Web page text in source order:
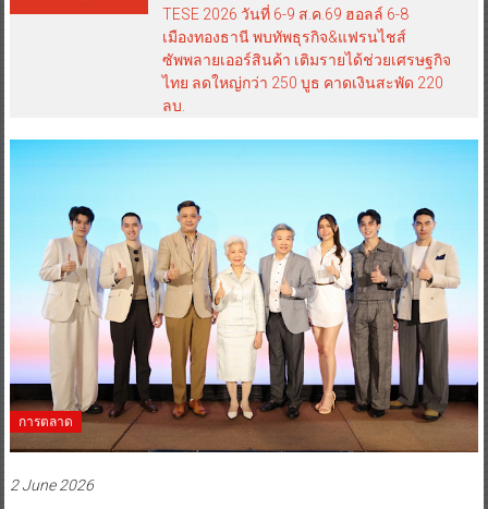
TESE 2026 วันที่ 6-9 ส.ค.69 ฮอลล์ 6-8
เมืองทองธานี พบทัพธุรกิจ&แฟรนไชส์
ซัพพลายเออร์สินค้า เติมรายได้ช่วยเศรษฐกิจ
ไทย ลดใหญ่กว่า 250 บูธ คาดเงินสะพัด 220
ลบ.
การตลาด
2 June 2026